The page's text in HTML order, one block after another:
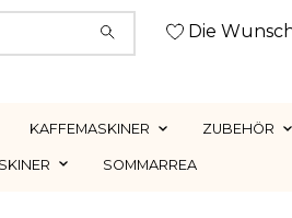
Die
KAFFEMASKINER ZUBEHÖR
SOMMARREA